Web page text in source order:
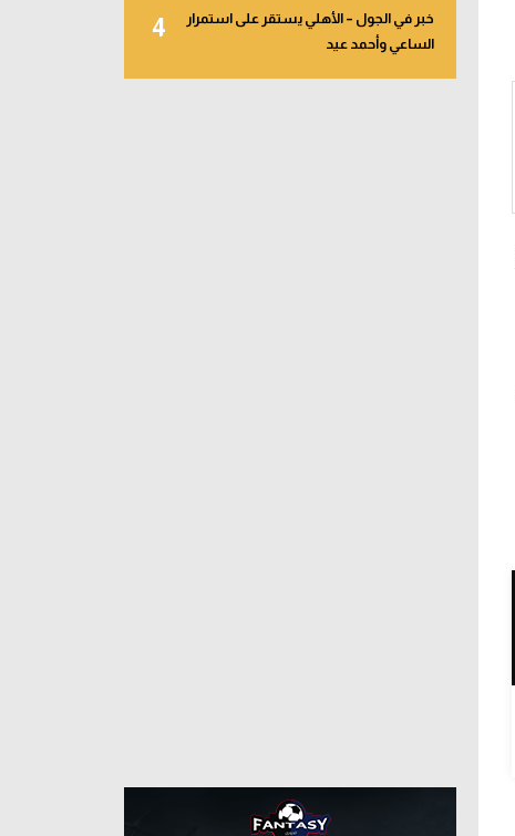
4
خبر في الجول – الأهلي يستقر على استمرار
الساعي وأحمد عيد